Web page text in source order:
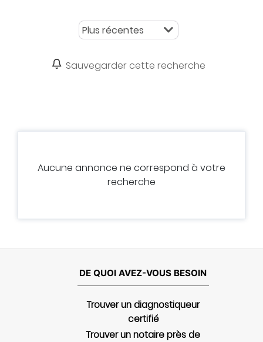
Sauvegarder cette recherche
Aucune annonce ne correspond à votre
recherche
DE QUOI AVEZ-VOUS BESOIN
Trouver un diagnostiqueur
certifié
Trouver un notaire près de